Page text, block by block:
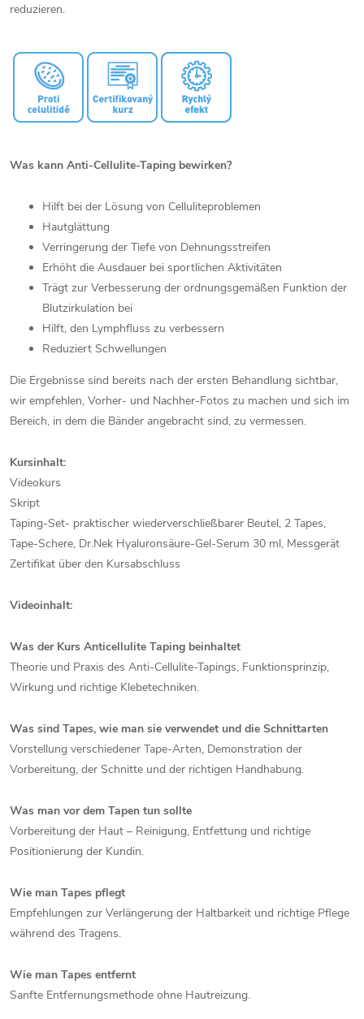
reduzieren.
Was kann Anti-Cellulite-Taping bewirken?
Hilft bei der Lösung von Celluliteproblemen
Hautglättung
Verringerung der Tiefe von Dehnungsstreifen
Erhöht die Ausdauer bei sportlichen Aktivitäten
Trägt zur Verbesserung der ordnungsgemäßen Funktion der
Blutzirkulation bei
Hilft, den Lymphfluss zu verbessern
Reduziert Schwellungen
Die Ergebnisse sind bereits nach der ersten Behandlung sichtbar,
wir empfehlen, Vorher- und Nachher-Fotos zu machen und sich im
Bereich, in dem die Bänder angebracht sind, zu vermessen.
Kursinhalt:
Videokurs
Skript
Taping-Set- praktischer wiederverschließbarer Beutel, 2 Tapes,
Tape-Schere, Dr.Nek Hyaluronsäure-Gel-Serum 30 ml, Messgerät
Zertifikat über den Kursabschluss
Videoinhalt:
Was der Kurs Anticellulite Taping beinhaltet
Theorie und Praxis des Anti-Cellulite-Tapings, Funktionsprinzip,
Wirkung und richtige Klebetechniken.
Was sind Tapes, wie man sie verwendet und die Schnittarten
Vorstellung verschiedener Tape-Arten, Demonstration der
Vorbereitung, der Schnitte und der richtigen Handhabung.
Was man vor dem Tapen tun sollte
Vorbereitung der Haut – Reinigung, Entfettung und richtige
Positionierung der Kundin.
Wie man Tapes pflegt
Empfehlungen zur Verlängerung der Haltbarkeit und richtige Pflege
während des Tragens.
Wie man Tapes entfernt
Sanfte Entfernungsmethode ohne Hautreizung.